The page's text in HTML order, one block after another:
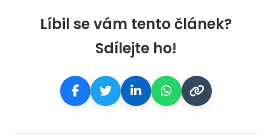
Líbil se vám tento článek?
Sdílejte ho!